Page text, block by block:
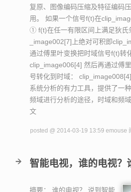
复原、图像编码压缩及特征编码
用。 如果一个信号f(t)在
① f(t)在任一有限区间上满足狄
_image002[7]上绝对可积即
通过傅里叶变换把时域信号f(t)转
clip_image006[4] 然后再通过傅
号转化到时域：
系统分析的有力工具，提供了一
频域进行分析的途径，时域和频
文
posted @ 2014-03-19 13:59 emouse
智能电视，谁的电视？
摘要： 谁的电视？ 说到智能